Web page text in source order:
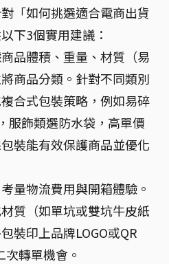
「如何挑選適合電商出貨
下3個實用建議：
品體積、重量、材質（易
商品分類。針對不同類別
合式包裝策略，例如易碎
服飾類選防水袋，高單價
裝能有效保護商品並優化
考量物流費用與開箱體驗。
質（如單坑或雙坑牛皮紙
裝印上品牌LOGO或QR
轉單機會。